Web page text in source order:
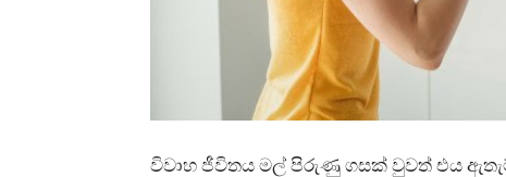
විවාහ ජීවිතය මල් පිරුණු ගසක් වුවත් එය